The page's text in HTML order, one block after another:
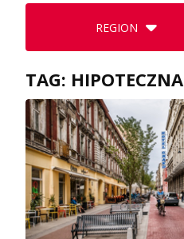
REGION
TAG: HIPOTECZNA